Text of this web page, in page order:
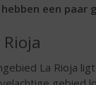
hebben een paar
Rioja
La Rioja